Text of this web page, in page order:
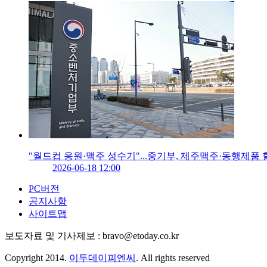
"월드컵 응원·맥주 성수기"...중기부, 제주맥주·동행제품
2026-06-18 12:00
PC버전
공지사항
사이트맵
보도자료 및 기사제보 : bravo@etoday.co.kr
Copyright 2014. 이투데이피엔씨 . All rights reserved